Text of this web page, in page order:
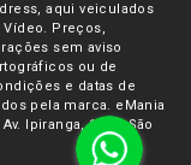
aqui veiculados
Vídeo. Preços,
sem aviso
ou de
e datas de
pela marca. eMania
Ipiranga, 1107- São